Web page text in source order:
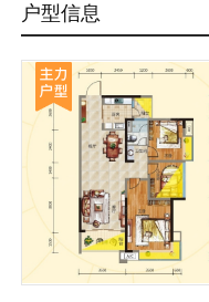
户型信息